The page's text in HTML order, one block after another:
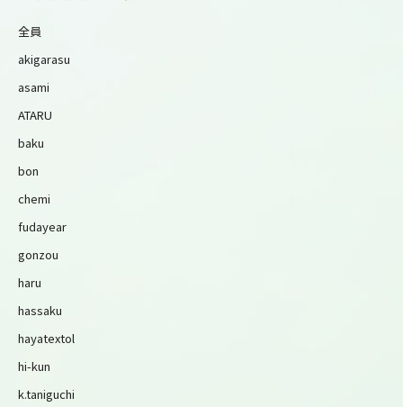
全員
akigarasu
asami
ATARU
baku
bon
chemi
fudayear
gonzou
haru
hassaku
hayatextol
hi-kun
k.taniguchi